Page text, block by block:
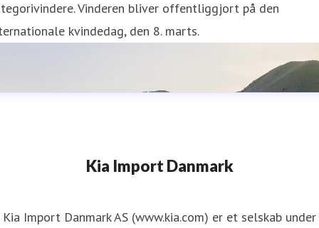
Vinderen bliver offentliggjort på den
kvindedag, den 8. marts.
Kia Import Danmark
Kia Import Danmark AS (www.kia.com) er et selskab under